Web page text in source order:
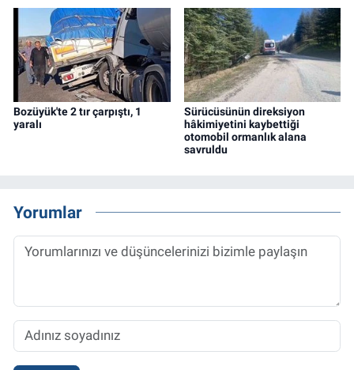
Bozüyük'te 2 tır çarpıştı, 1
yaralı
Sürücüsünün direksiyon
hâkimiyetini kaybettiği
otomobil ormanlık alana
savruldu
Yorumlar